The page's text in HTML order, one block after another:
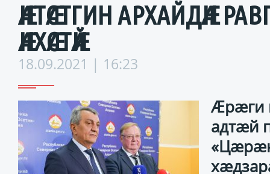
ӔНТӔСТГИН АРХАЙДӔН
ӔНХӔСТӔЙ
18.09.2021 | 16:23
Ӕрӕги
адтӕй